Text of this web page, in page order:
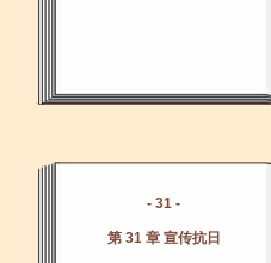
- 31 -
第 31 章 宣传抗日